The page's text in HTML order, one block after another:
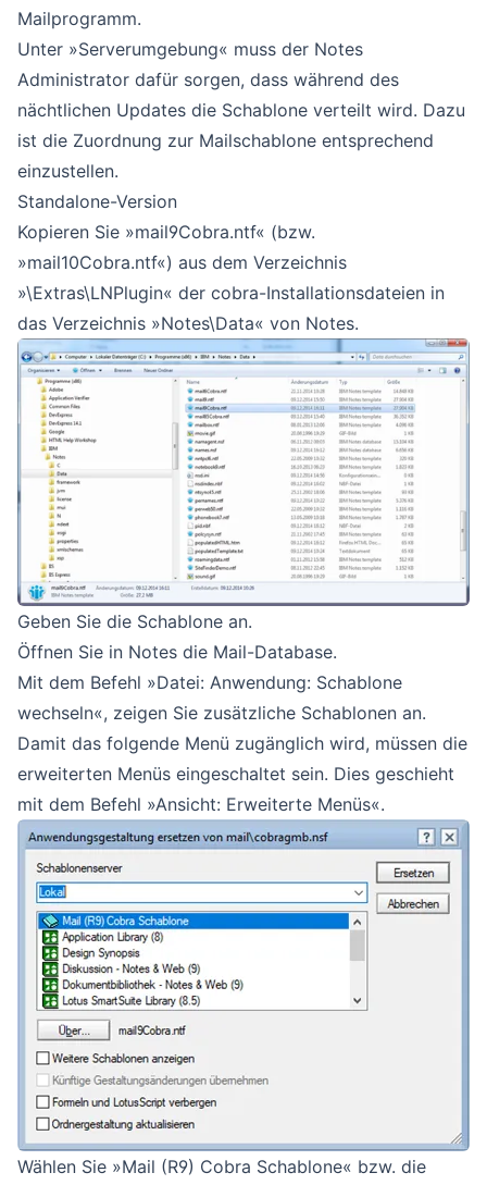
Mailprogramm.
Unter »Serverumgebung« muss der Notes
Administrator dafür sorgen, dass während des
nächtlichen Updates die Schablone verteilt wird. Dazu
ist die Zuordnung zur Mailschablone entsprechend
einzustellen.
Standalone-Version
Kopieren Sie »mail9Cobra.ntf« (bzw.
»mail10Cobra.ntf«) aus dem Verzeichnis
»\Extras\LNPlugin« der cobra-Installationsdateien in
das Verzeichnis »Notes\Data« von Notes.
Geben Sie die Schablone an.
Öffnen Sie in Notes die Mail-Database.
Mit dem Befehl »Datei: Anwendung: Schablone
wechseln«, zeigen Sie zusätzliche Schablonen an.
Damit das folgende Menü zugänglich wird, müssen die
erweiterten Menüs eingeschaltet sein. Dies geschieht
mit dem Befehl »Ansicht: Erweiterte Menüs«.
Wählen Sie »Mail (R9) Cobra Schablone« bzw. die